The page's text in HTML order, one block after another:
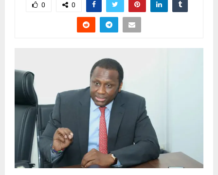
0 0